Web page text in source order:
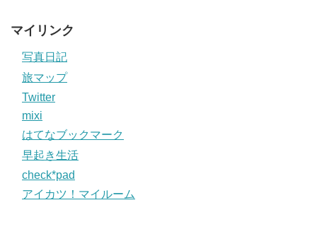
マイリンク
写真日記
旅マップ
Twitter
mixi
はてなブックマーク
早起き生活
check*pad
アイカツ！マイルーム